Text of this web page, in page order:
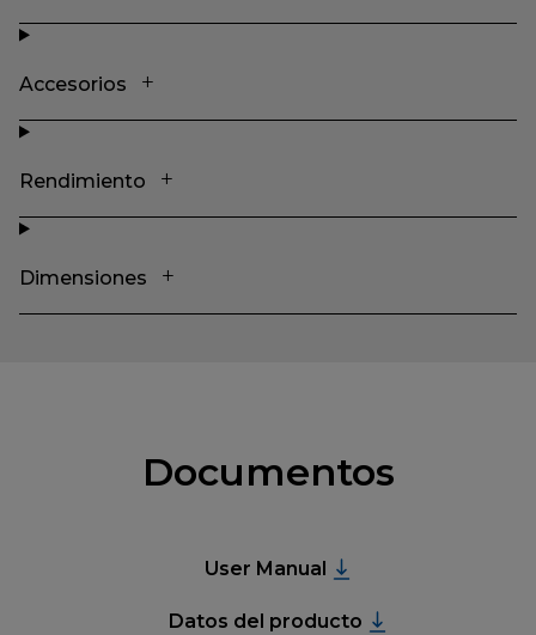
Accesorios
Rendimiento
Dimensiones
Documentos
User Manual
Datos del producto